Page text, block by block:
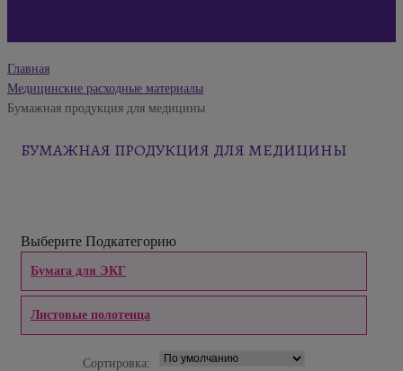
Главная
Медицинские расходные материалы
Бумажная продукция для медицины
БУМАЖНАЯ ПРОДУКЦИЯ ДЛЯ МЕДИЦИНЫ
Выберите Подкатегорию
Бумага для ЭКГ
Листовые полотенца
Сортировка: